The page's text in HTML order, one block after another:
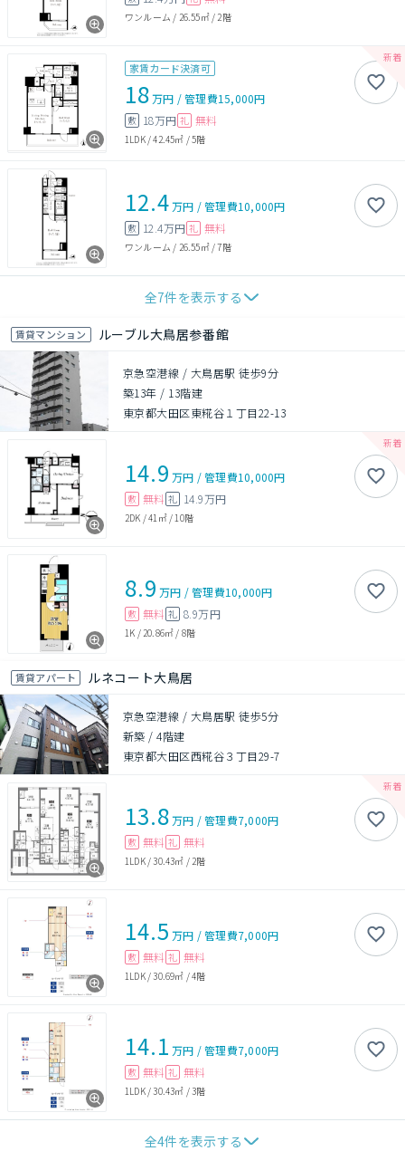
ワンルーム / 26.55㎡/ 2階
家賃カード決済可
18万円 /管理費15,000円
敷 18万円 礼 無料
1LDK/42.45㎡ /5階
12.4万円 /管理費10,000円
敷 12.4万円 礼 無料
ワンルーム / 26.55㎡/7階
全7件を表示する
賃貸マンション ルーブル大鳥居参番館
京急空港線 / 大鳥居駅 徒歩9分
築13年 / 13階建
東京都大田区東糀谷１丁目22-13
14.9 万円 /管理費10,000円
敷 無料 礼 14.9万円
2DK /41㎡/ 10階
8.9 万円 /管理費10,000円
敷 無料 礼 8.9万円
1K / 20.86㎡ / 8階
賃貸アパート ルネコート大鳥居
京急空港線 / 大鳥居駅 徒歩5分
新築 /4階建
東京都大田区西糀谷３丁目29-7
13.8万円 /管理費7,000円
敷 無料 礼 無料
1LDK/30.43㎡ / 2階
14.5 万円 /管理費7,000円
敷 無料 礼 無料
1LDK/30.69㎡ /4階
14.1 万円 /管理費7,000円
敷 無料 礼 無料
1LDK/30.43㎡ /3階
全4件を表示する